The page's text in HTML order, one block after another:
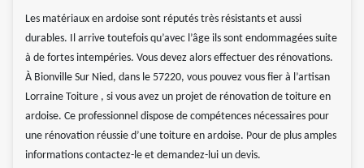
Les matériaux en ardoise sont réputés très résistants et aussi
durables. Il arrive toutefois qu’avec l’âge ils sont endommagées suite
à de fortes intempéries. Vous devez alors effectuer des rénovations.
À Bionville Sur Nied, dans le 57220, vous pouvez vous fier à l’artisan
Lorraine Toiture , si vous avez un projet de rénovation de toiture en
ardoise. Ce professionnel dispose de compétences nécessaires pour
une rénovation réussie d’une toiture en ardoise. Pour de plus amples
informations contactez-le et demandez-lui un devis.